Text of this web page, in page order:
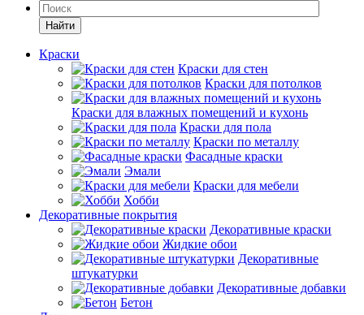
Найти
Краски
Краски для стен
Краски для потолков
Краски для влажных помещений и кухонь
Краски для пола
Краски по металлу
Фасадные краски
Эмали
Краски для мебели
Хобби
Декоративные покрытия
Декоративные краски
Жидкие обои
Декоративные
штукатурки
Декоративные добавки
Бетон